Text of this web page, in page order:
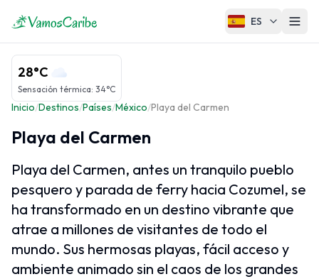
El Caribe
Mapa del Caribe
Clima del Caribe
Cruceros Caribe
Regiones del Caribe
Antillas Mayores
Antillas Menores
Islas ABC
ES
Inicio/Destinos/Países/México/Playa del Carmen
Playa del Carmen
Playa del Carmen, antes un tranquilo pueblo
pesquero y parada de ferry hacia Cozumel, se
ha transformado en un destino vibrante que
atrae a millones de visitantes de todo el
mundo. Sus hermosas playas, fácil acceso y
ambiente animado sin el caos de los grandes
28°C
Sensación térmica: 34°C